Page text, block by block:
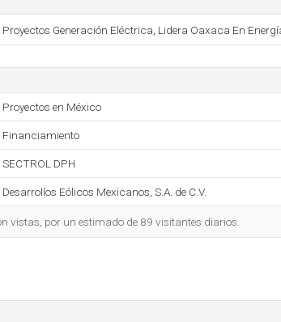
Proyectos Generación Eléctrica, Lidera Oaxaca En
Proyectos en México
Financiamiento
SECTROL DPH
Desarrollos Eólicos Mexicanos, S.A. de C.V.
vistas, por un estimado de 89 visitantes diarios.